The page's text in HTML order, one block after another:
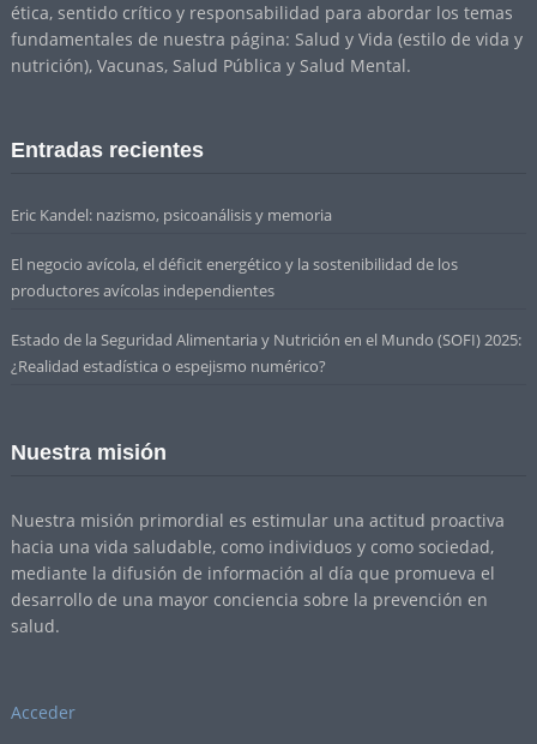
ética, sentido crítico y responsabilidad para abordar los temas
fundamentales de nuestra página: Salud y Vida (estilo de vida y
nutrición), Vacunas, Salud Pública y Salud Mental.
Entradas recientes
Eric Kandel: nazismo, psicoanálisis y memoria
El negocio avícola, el déficit energético y la sostenibilidad de los
productores avícolas independientes
Estado de la Seguridad Alimentaria y Nutrición en el Mundo (SOFI) 2025:
¿Realidad estadística o espejismo numérico?
Nuestra misión
Nuestra misión primordial es estimular una actitud proactiva
hacia una vida saludable, como individuos y como sociedad,
mediante la difusión de información al día que promueva el
desarrollo de una mayor conciencia sobre la prevención en
salud.
Acceder